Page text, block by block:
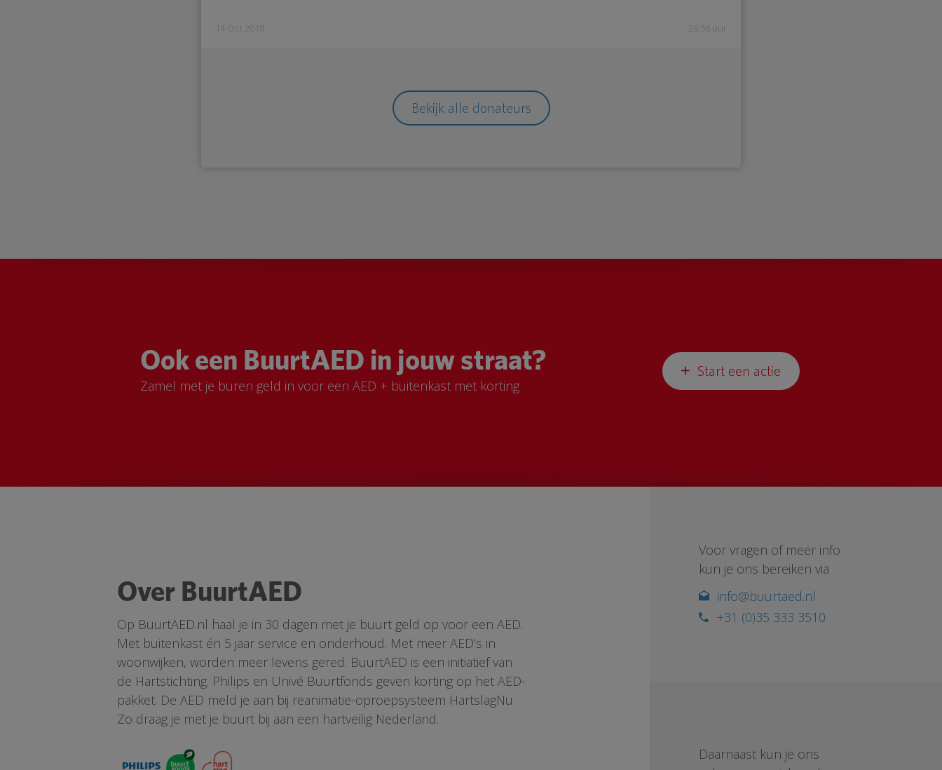
14 Oct 2018 20:56 uur
Bekijk alle donateurs
Ook een BuurtAED in jouw straat?
Zamel met je buren geld in voor een AED + buitenkast met korting
Start een actie
Over BuurtAED
Op BuurtAED.nl haal je in 30 dagen met je buurt geld op voor een AED.
Met buitenkast én 5 jaar service en onderhoud. Met meer AED’s in
woonwijken, worden meer levens gered. BuurtAED is een initiatief van
de Hartstichting. Philips en Univé Buurtfonds geven korting op het AED-
pakket. De AED meld je aan bij reanimatie-oproepsysteem HartslagNu.
Zo draag je met je buurt bij aan een hartveilig Nederland.
Voor vragen of meer info
kun je ons bereiken via
info@buurtaed.nl
+31 (0)35 333 3510
Daarnaast kun je ons